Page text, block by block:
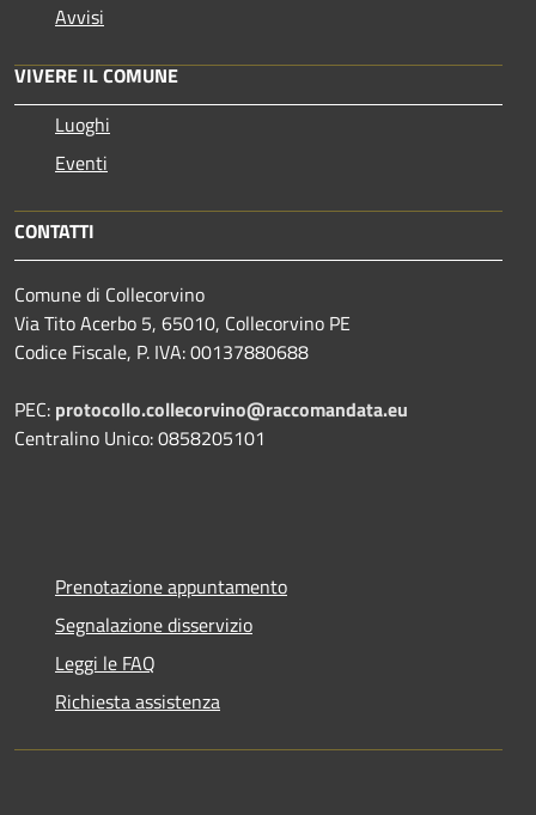
Avvisi
VIVERE IL COMUNE
Luoghi
Eventi
CONTATTI
Comune di Collecorvino
Via Tito Acerbo 5, 65010, Collecorvino PE
Codice Fiscale, P. IVA: 00137880688
PEC: protocollo.collecorvino@raccomandata.eu
Centralino Unico: 0858205101
Prenotazione appuntamento
Segnalazione disservizio
Leggi le FAQ
Richiesta assistenza